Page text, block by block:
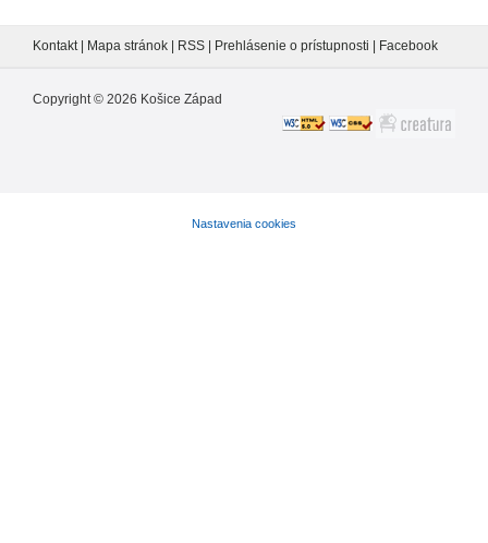
Kontakt | Mapa stránok | RSS | Prehlásenie o prístupnosti | Facebook
Copyright © 2026 Košice Západ
Nastavenia cookies